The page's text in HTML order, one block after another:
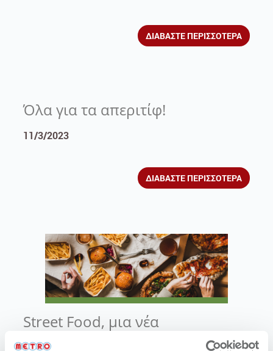
ΔΙΑΒΑΣΤΕ ΠΕΡΙΣΣΟΤΕΡΑ
Όλα για τα απεριτίφ!
11/3/2023
ΔΙΑΒΑΣΤΕ ΠΕΡΙΣΣΟΤΕΡΑ
Street Food, μια νέα
γαστρονομική τάση, ή απλά ένα